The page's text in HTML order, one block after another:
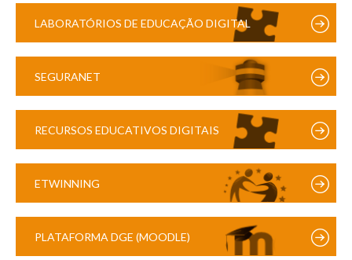
LABORATÓRIOS DE EDUCAÇÃO DIGITAL
SEGURANET
RECURSOS EDUCATIVOS DIGITAIS
ETWINNING
PLATAFORMA DGE (MOODLE)